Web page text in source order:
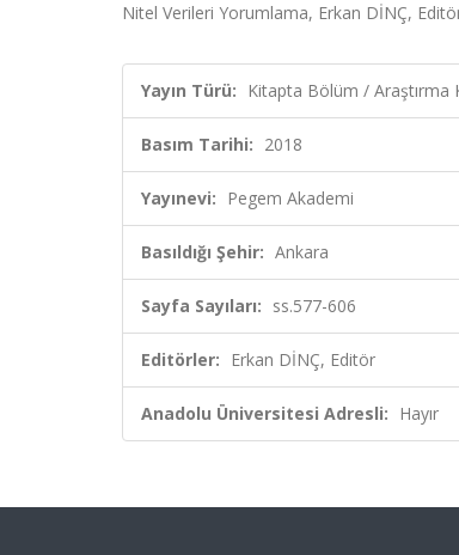
Nitel Verileri Yorumlama, Erkan DİNÇ,
Yayın Türü: Kitapta Bölüm / Araştırma
Basım Tarihi: 2018
Yayınevi: Pegem Akademi
Basıldığı Şehir: Ankara
Sayfa Sayıları: ss.577-606
Editörler: Erkan DİNÇ, Editör
Anadolu Üniversitesi Adresli: Hayır